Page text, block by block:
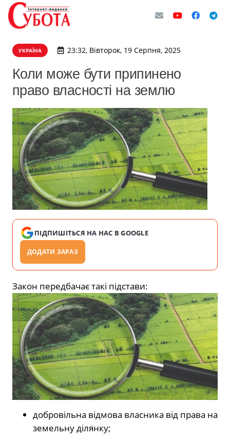
УКРАЇНА 23:32, Вівторок, 19 Серпня, 2025
Коли може бути припинено
право власності на землю
ПІДПИШІТЬСЯ НА НАС В GOOGLE
ДОДАТИ ЗАРАЗ
Закон передбачає такі підстави:
добровільна відмова власника від права на
земельну ділянку;